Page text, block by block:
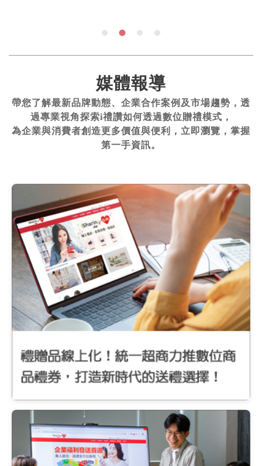
媒體報導
帶您了解最新品牌動態、企業合作案例及市場趨勢，透
過專業視角探索i禮讚如何透過數位贈禮模式，
為企業與消費者創造更多價值與便利，立即瀏覽，掌握
第一手資訊。